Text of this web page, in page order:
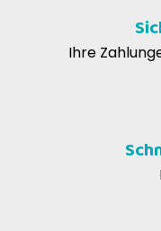
Hilft,
Phänomene
Ihre